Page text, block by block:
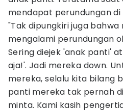
mendapat perundungan di
"Tak dipungkiri juga
mengalami perundungan
Sering diejek 'anak panti'
aja!'. Jadi mereka down.
mereka, selalu kita bilang
panti mereka tak pernah
minta. Kami kasih